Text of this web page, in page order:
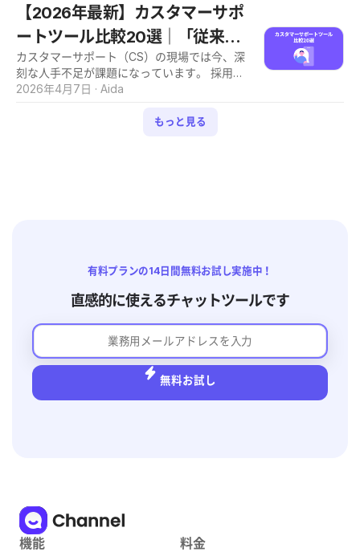
は、ぜひ本記事
自社に最適な選択をするのは容易ではありま
せん。 本記事では、チャットサポートを導入
する具体的なメリットを整理した上で、種類
別の特性やAI技術がもたらす業務変革につい
て詳しく解説します。 AI活用型の活用例も交
え、次世代のサポート体制を構築するヒント
の両立を検討されている方は、ぜひ本記事の
を集めているのが、定型作業を自動でこなし
てくれる「ブラウザ操作の自動化」です。最
近では、AIが自ら状況を判断しながらブラウ
ザを操作する「AIエージェント」と呼ばれる
仕組みも登場し、ログインを含む一連の操作
をまるごと自動化できる可能性が広がってい
ないと無理なのでは？」と感じている方も、
かりやすく解説します。 ある程度作業内容が
ちの方は、ぜひ本記事
【2026年最新】カスタマーサポ
ートツール比較20選｜「従来型
SaaSからAIへ」失敗しないツー
ル選定術
カスタマーサポート（CS）の現場では今、深
刻な人手不足が課題になっています。 採用し
ても定着しない、教育に時間がかかる、よう
った悩みを抱えるCS部門の管理者は少なくな
aSモデルは、人手を前提とした構造の限界に
ャットや電話で顧客対応を自律的に処理する
事では、カスタマーサポートツールの基本か
ら「なぜチケット管理の時代は終わりを迎え
つつあるのか」、そして失敗しない選び方ま
でを解説したうえで、注目のカスタマーサポ
ートツール20選を比較します。 自社に合っ
2026年4月7日 · Aida
もっと見る
有料プランの14日間無料お試し実施中！
直感的に使えるチャットツールです
無料お試し
機能
料金